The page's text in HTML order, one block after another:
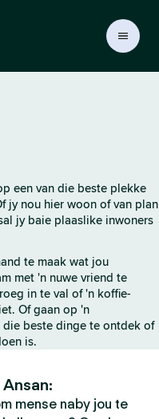
een van die beste plekke
jy nou hier woon of van plan
jy baie plaaslike inwoners
te maak wat jou
met 'n nuwe vriend te
in te val of 'n koffie-
Of gaan op 'n
beste dinge te ontdek of
is.
mense naby jou te